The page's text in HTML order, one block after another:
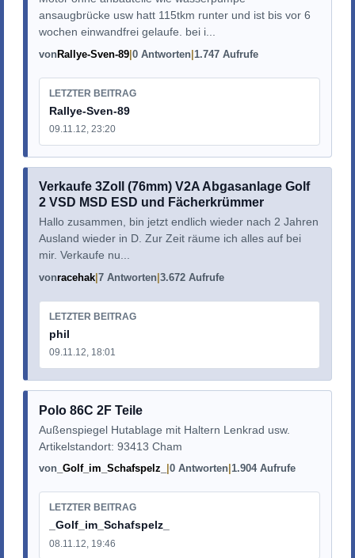
ansaugbrücke usw hatt 115tkm runter und ist bis vor 6
wochen einwandfrei gelaufe. bei i...
vonRallye-Sven-89 0 Antworten 1.747 Aufrufe
LETZTER BEITRAG
Rallye-Sven-89
09.11.12, 23:20
Verkaufe 3Zoll (76mm) V2A Abgasanlage Golf
2 VSD MSD ESD und Fächerkrümmer
Hallo zusammen, bin jetzt endlich wieder nach 2 Jahren
Ausland wieder in D. Zur Zeit räume ich alles auf bei
mir. Verkaufe nu...
vonracehak 7 Antworten 3.672 Aufrufe
LETZTER BEITRAG
phil
09.11.12, 18:01
Polo 86C 2F Teile
Außenspiegel Hutablage mit Haltern Lenkrad usw.
Artikelstandort: 93413 Cham
von_Golf_im_Schafspelz_ 0 Antworten 1.904 Aufrufe
LETZTER BEITRAG
_Golf_im_Schafspelz_
08.11.12, 19:46